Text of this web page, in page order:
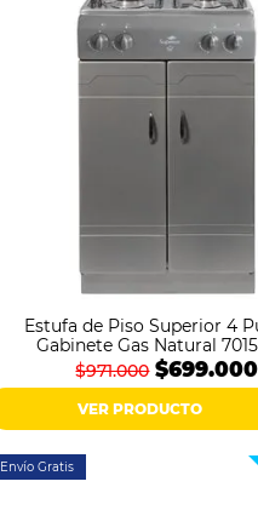
Estufa de Piso Superior 4
Gabinete Gas Natural
$971.000 $699.000
VER PRODUCTO
Envío Gratis